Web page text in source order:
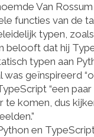
Van
functies van de
typen,
belooft dat hij
typen aan
geïnspireerd
“een
te komen, dus
en